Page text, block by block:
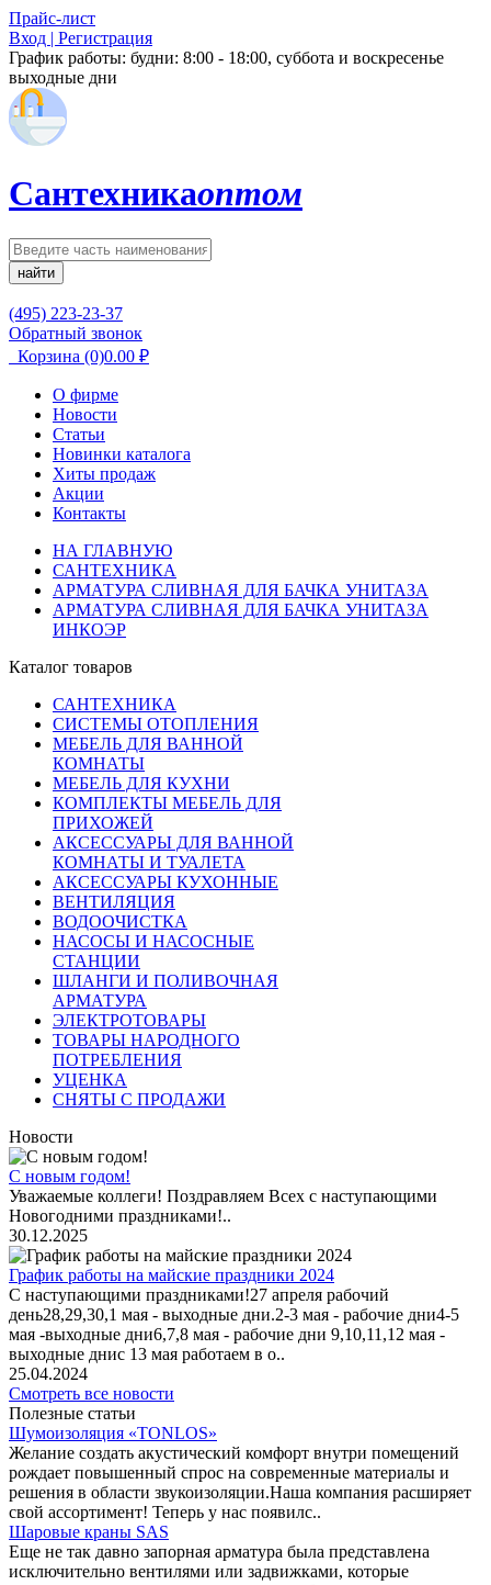
Прайс-лист
Вход | Регистрация
График работы: будни: 8:00 - 18:00, суббота и воскресенье
выходные дни
Сантехникаоптом
найти
(495) 223-23-37
Обратный звонок
Корзина (0)0.00 ₽
О фирме
Новости
Статьи
Новинки каталога
Хиты продаж
Акции
Контакты
НА ГЛАВНУЮ
САНТЕХНИКА
АРМАТУРА СЛИВНАЯ ДЛЯ БАЧКА УНИТАЗА
АРМАТУРА СЛИВНАЯ ДЛЯ БАЧКА УНИТАЗА
ИНКОЭР
Каталог товаров
САНТЕХНИКА
СИСТЕМЫ ОТОПЛЕНИЯ
МЕБЕЛЬ ДЛЯ ВАННОЙ
КОМНАТЫ
МЕБЕЛЬ ДЛЯ КУХНИ
КОМПЛЕКТЫ МЕБЕЛЬ ДЛЯ
ПРИХОЖЕЙ
АКСЕССУАРЫ ДЛЯ ВАННОЙ
КОМНАТЫ И ТУАЛЕТА
АКСЕССУАРЫ КУХОННЫЕ
ВЕНТИЛЯЦИЯ
ВОДООЧИСТКА
НАСОСЫ И НАСОСНЫЕ
СТАНЦИИ
ШЛАНГИ И ПОЛИВОЧНАЯ
АРМАТУРА
ЭЛЕКТРОТОВАРЫ
ТОВАРЫ НАРОДНОГО
ПОТРЕБЛЕНИЯ
УЦЕНКА
СНЯТЫ С ПРОДАЖИ
Новости
С новым годом!
Уважаемые коллеги! Поздравляем Всех с наступающими
Новогодними праздниками!..
30.12.2025
График работы на майские праздники 2024
С наступающими праздниками!27 апреля рабочий
день28,29,30,1 мая - выходные дни.2-3 мая - рабочие дни4-5
мая -выходные дни6,7,8 мая - рабочие дни 9,10,11,12 мая -
выходные днис 13 мая работаем в о..
25.04.2024
Смотреть все новости
Полезные статьи
Шумоизоляция «TONLOS»
Желание создать акустический комфорт внутри помещений
рождает повышенный спрос на современные материалы и
решения в области звукоизоляции.Наша компания расширяет
свой ассортимент! Теперь у нас появилс..
Шаровые краны SAS
Еще не так давно запорная арматура была представлена
исключительно вентилями или задвижками, которые